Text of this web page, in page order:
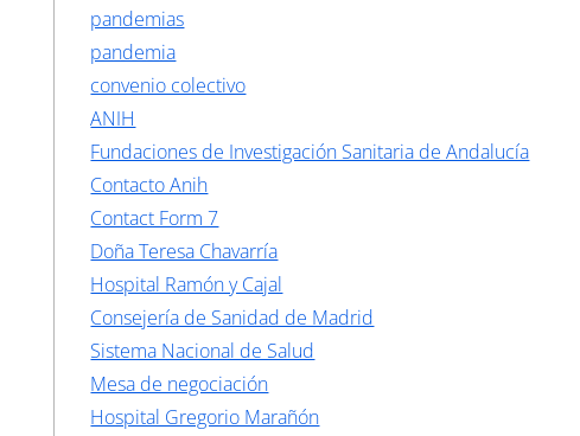
pandemias
pandemia
convenio colectivo
ANIH
Fundaciones de Investigación Sanitaria de Andalucía
Contacto Anih
Contact Form 7
Doña Teresa Chavarría
Hospital Ramón y Cajal
Consejería de Sanidad de Madrid
Sistema Nacional de Salud
Mesa de negociación
Hospital Gregorio Marañón